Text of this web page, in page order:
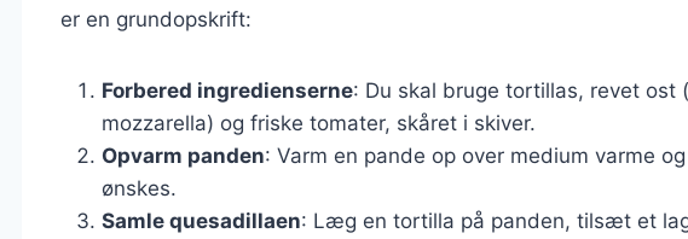
er en grundopskrift:
Forbered ingredienserne: Du skal bruge tortillas, revet ost
mozzarella) og friske tomater, skåret i skiver.
Opvarm panden: Varm en pande op over medium varme
ønskes.
Samle quesadillaen: Læg en tortilla på panden, tilsæt et